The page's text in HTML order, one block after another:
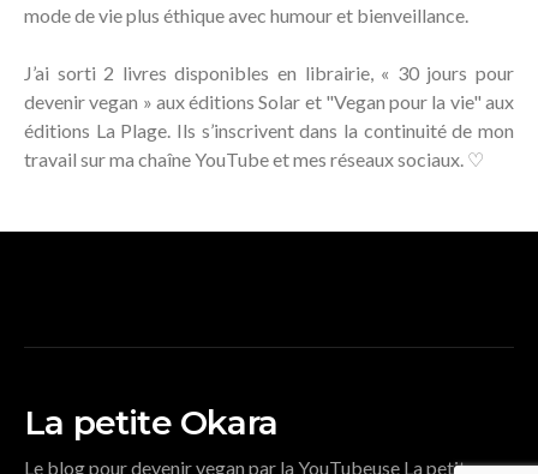
mode de vie plus éthique avec humour et bienveillance.
J’ai sorti 2 livres disponibles en librairie, « 30 jours pour
devenir vegan » aux éditions Solar et "Vegan pour la vie" aux
éditions La Plage. Ils s’inscrivent dans la continuité de mon
travail sur ma chaîne YouTube et mes réseaux sociaux. ♡
La petite Okara
Le blog pour devenir vegan par la YouTubeuse La petite